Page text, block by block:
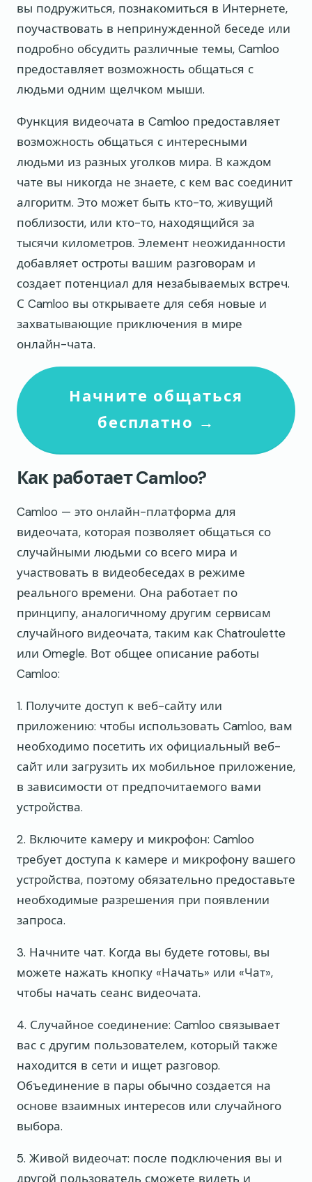
вы подружиться, познакомиться в Интернете,
поучаствовать в непринужденной беседе или
подробно обсудить различные темы, Camloo
предоставляет возможность общаться с
людьми одним щелчком мыши.
Функция видеочата в Camloo предоставляет
возможность общаться с интересными
людьми из разных уголков мира. В каждом
чате вы никогда не знаете, с кем вас соединит
алгоритм. Это может быть кто-то, живущий
поблизости, или кто-то, находящийся за
тысячи километров. Элемент неожиданности
добавляет остроты вашим разговорам и
создает потенциал для незабываемых встреч.
С Camloo вы открываете для себя новые и
захватывающие приключения в мире
онлайн-чата.
Начните общаться
бесплатно →
Как работает Camloo?
Camloo — это онлайн-платформа для
видеочата, которая позволяет общаться со
случайными людьми со всего мира и
участвовать в видеобеседах в режиме
реального времени. Она работает по
принципу, аналогичному другим сервисам
случайного видеочата, таким как Chatroulette
или Omegle. Вот общее описание работы
Camloo:
1. Получите доступ к веб-сайту или
приложению: чтобы использовать Camloo, вам
необходимо посетить их официальный веб-
сайт или загрузить их мобильное приложение,
в зависимости от предпочитаемого вами
устройства.
2. Включите камеру и микрофон: Camloo
требует доступа к камере и микрофону вашего
устройства, поэтому обязательно предоставьте
необходимые разрешения при появлении
запроса.
3. Начните чат. Когда вы будете готовы, вы
можете нажать кнопку «Начать» или «Чат»,
чтобы начать сеанс видеочата.
4. Случайное соединение: Camloo связывает
вас с другим пользователем, который также
находится в сети и ищет разговор.
Объединение в пары обычно создается на
основе взаимных интересов или случайного
выбора.
5. Живой видеочат: после подключения вы и
другой пользователь сможете видеть и